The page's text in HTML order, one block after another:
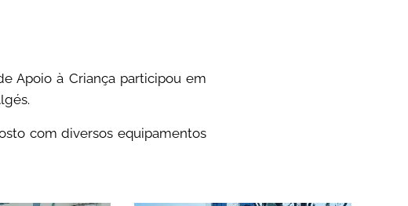
Apoio à Criança participou em
com diversos equipamentos